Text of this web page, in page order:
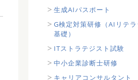
生成AIパスポート
G検定対策研修（AIリテラ
基礎）
ITストラテジスト試験
中小企業診断士研修
キャリアコンサルタント